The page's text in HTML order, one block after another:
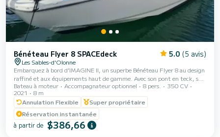
Bénéteau Flyer 8 SPACEdeck 5.0 (5 avis)
Les Sables-d'Olonne
Embarquez à bord d’IMAGINE II, un superbe Bénéteau Flyer 8 au design
raffiné et aux équipements haut de gamme. Avec son pont en teck, ses
espaces de vie généreux à l’avant et à l’arrière, son bolster confortable,
sa kitchenette fonctionnelle et son carré accueillant, ce bateau est
pensé pour conjuguer plaisir et confort. Propulsé par un puissant
moteur Mercury L6 de 350 cv, IMAGINE II vous garantit des
navigations dynamiques en toute sécurité. Une fois à destination, le
guindeau électrique vous...
Bateau à moteur Accompagnateur optionnel 8 pers.
350 CV
2021
8 m
Annulation Flexible
Super propriétaire
Réservation instantanée
à partir de $386,66